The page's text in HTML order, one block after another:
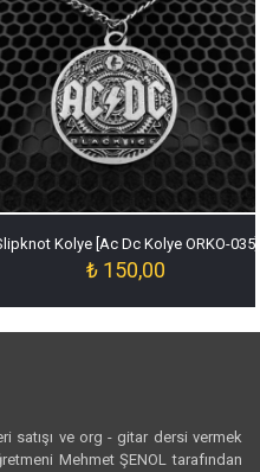
ORJ-003]Kolye [Ac Dc Kolye ORKO-035]
₺ 150,00
satışı ve org - gitar dersi vermek
Mehmet ŞENOL tarafından